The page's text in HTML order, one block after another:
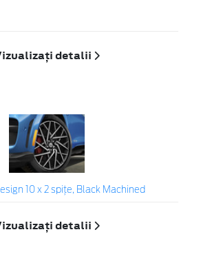
detalii
10 x 2 spiţe, Black Machined
detalii